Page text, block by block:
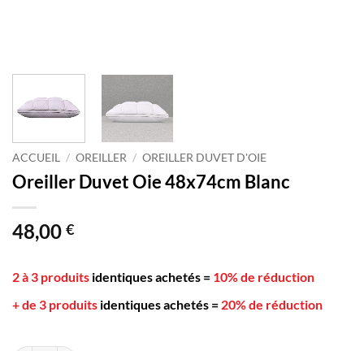
ACCUEIL / OREILLER / OREILLER DUVET D'OIE
Oreiller Duvet Oie 48x74cm Blanc
48,00 €
2 à 3 produits identiques achetés = 10% de réduction
+ de 3 produits identiques achetés = 20% de réduction